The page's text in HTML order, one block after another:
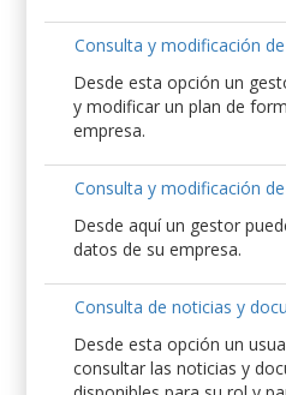
Consulta y modificación
Desde esta opción un
y modificar un plan de
empresa.
Consulta y modificación
Desde aquí un gestor
datos de su empresa.
Consulta de noticias y
Desde esta opción un
consultar las noticias y